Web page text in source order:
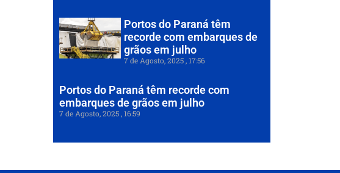
Portos do Paraná têm
recorde com embarques de
grãos em julho
7 de Agosto, 2025 17:56
Portos do Paraná têm recorde com
embarques de grãos em julho
7 de Agosto, 2025 16:59